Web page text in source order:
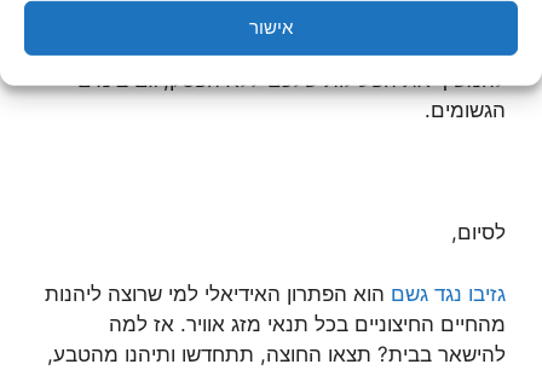
אישור
הגזיבו הוא לא רק למסיבות! הוא מתאים גם לפיקניקים,
אירועים, בתי קפה חיצוניים ועוד. באמצעותו תוכלו
להמשיך את הפעילות שלכם ללא הפסק, גם בימים
הגשומים.
לסיום,
גזיבו נגד גשם הוא הפתרון האידיאלי למי שרוצה ליהנות
מהחיים החיצוניים בכל תנאי מזג אוויר. אז למה
להישאר בבית? תצאו החוצה, תתחדשו ותיהנו מהטבע,